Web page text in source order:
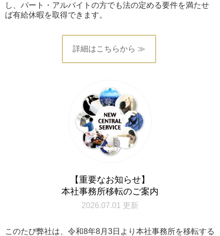
し、パート・アルバイトの方でも法の定める要件を満たせ
ば有給休暇を取得できます。
詳細はこちらから ≫
【重要なお知らせ】
本社事務所移転のご案内
2026.07.01 更新
このたび弊社は、令和8年8月3日より本社事務所を移転する